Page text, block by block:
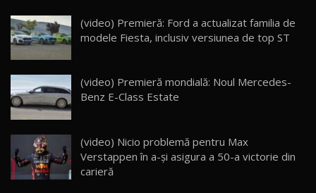
22
Noua Mazda 6e / Test Drive AutoBlog.MD
26:59
23
Lynk & Co 01 / Test Drive AutoBlog.MD
25:19
ZEEKR 009: Cel mai Performant și Confortabil
Van Electric Testat în Moldova / AutoBlog.MD
26:38
(video) Premieră: Ford a actualizat familia de
modele Fiesta, inclusiv versiunea de top ST
(video) Premieră mondială: Noul Mercedes-
Benz E-Class Estate
(video) Nicio problemă pentru Max
Verstappen în a-şi asigura a 50-a victorie din
carieră